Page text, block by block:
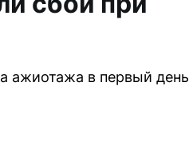
ажиотажа в первый день